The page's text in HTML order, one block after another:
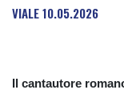
VIALE10.05.2026
Il cantautore